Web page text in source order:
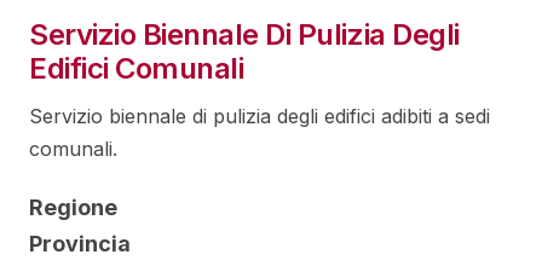
Servizio Biennale Di Pulizia Degli
Edifici Comunali
Servizio biennale di pulizia degli edifici adibiti a sedi
comunali.
Regione
Provincia